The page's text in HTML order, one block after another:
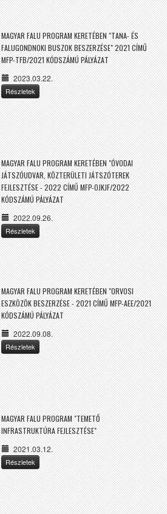
MAGYAR FALU PROGRAM KERETÉBEN "TANA- ÉS
FALUGONDNOKI BUSZOK BESZERZÉSE" 2021 CÍMŰ
MFP-TFB/2021 KÓDSZÁMÚ PÁLYÁZAT
2023.03.22.
Részletek
MAGYAR FALU PROGRAM KERETÉBEN "ÓVODAI
JÁTSZÓUDVAR, KÖZTERÜLETI JÁTSZÓTEREK
FEJLESZTÉSE - 2022 CÍMŰ MFP-OJKJF/2022
KÓDSZÁMÚ PÁLYÁZAT
2022.09.26.
Részletek
MAGYAR FALU PROGRAM KERETÉBEN "ORVOSI
ESZKÖZÖK BESZERZÉSE - 2021 CÍMŰ MFP-AEE/2021
KÓDSZÁMÚ PÁLYÁZAT
2022.09.08.
Részletek
MAGYAR FALU PROGRAM "TEMETŐ
INFRASTRUKTÚRA FEJLESZTÉSE"
2021.03.12.
Részletek